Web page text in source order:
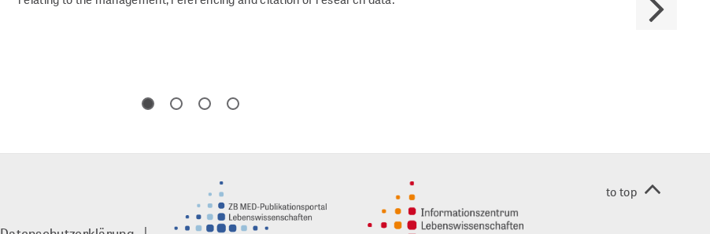
to top